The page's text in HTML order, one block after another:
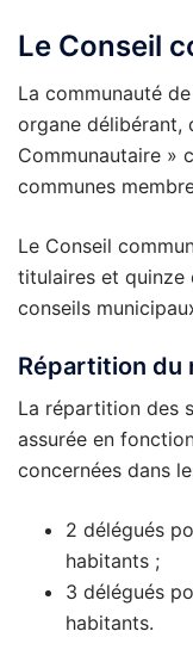
Le Conseil
La communauté
organe délibérant,
Communautaire »
communes
Le Conseil
titulaires et quinze
conseils
Répartition du
La répartition des
assurée en
concernées dans
2 délégués
habitants ;
3 délégués
habitants.